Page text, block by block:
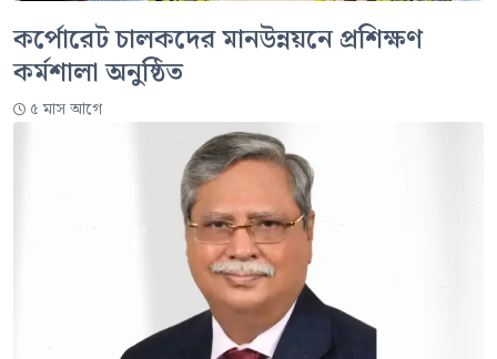
কর্পোরেট চালকদের মানউন্নয়নে প্রশিক্ষণ
কর্মশালা অনুষ্ঠিত
৫ মাস আগে